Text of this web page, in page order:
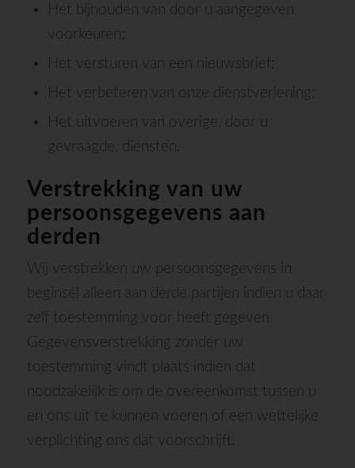
Het bijhouden van door u aangegeven
voorkeuren;
Het versturen van een nieuwsbrief;
Het verbeteren van onze dienstverlening;
Het uitvoeren van overige, door u
gevraagde, diensten.
Verstrekking van uw
persoonsgegevens aan
derden
Wij verstrekken uw persoonsgegevens in
beginsel alleen aan derde partijen indien u daar
zelf toestemming voor heeft gegeven.
Gegevensverstrekking zonder uw
toestemming vindt plaats indien dat
noodzakelijk is om de overeenkomst tussen u
en ons uit te kunnen voeren of een wettelijke
verplichting ons dat voorschrijft.